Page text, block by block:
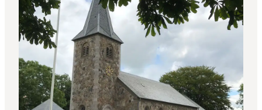
Inspiration
Destinationer
Oplevelser
Overnatning
Planlæg ferien